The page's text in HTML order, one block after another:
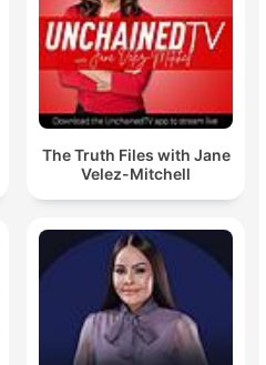
The Truth Files with Jane
Velez-Mitchell